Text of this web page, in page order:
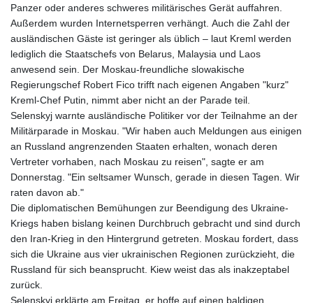
Panzer oder anderes schweres militärisches Gerät auffahren.
Außerdem wurden Internetsperren verhängt. Auch die Zahl der
ausländischen Gäste ist geringer als üblich – laut Kreml werden
lediglich die Staatschefs von Belarus, Malaysia und Laos
anwesend sein. Der Moskau-freundliche slowakische
Regierungschef Robert Fico trifft nach eigenen Angaben "kurz"
Kreml-Chef Putin, nimmt aber nicht an der Parade teil.
Selenskyj warnte ausländische Politiker vor der Teilnahme an der
Militärparade in Moskau. "Wir haben auch Meldungen aus einigen
an Russland angrenzenden Staaten erhalten, wonach deren
Vertreter vorhaben, nach Moskau zu reisen", sagte er am
Donnerstag. "Ein seltsamer Wunsch, gerade in diesen Tagen. Wir
raten davon ab."
Die diplomatischen Bemühungen zur Beendigung des Ukraine-
Kriegs haben bislang keinen Durchbruch gebracht und sind durch
den Iran-Krieg in den Hintergrund getreten. Moskau fordert, dass
sich die Ukraine aus vier ukrainischen Regionen zurückzieht, die
Russland für sich beansprucht. Kiew weist das als inakzeptabel
zurück.
Selenskyj erklärte am Freitag, er hoffe auf einen baldigen